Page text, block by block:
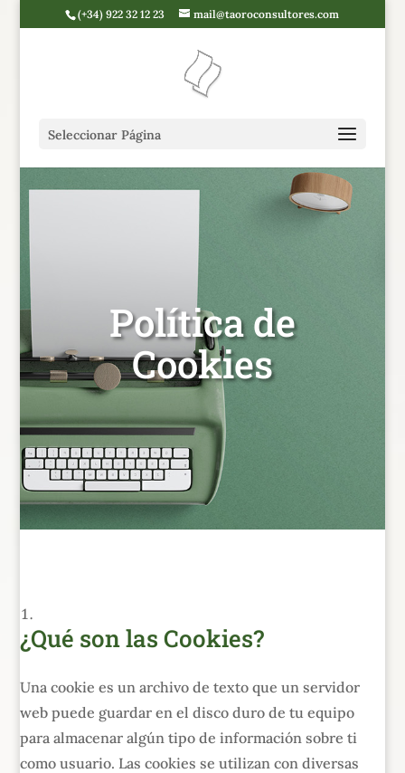
(+34) 922 32 12 23 mail@taoroconsultores.com
Seleccionar Página
Política de
Cookies
¿Qué son las Cookies?
Una cookie es un archivo de texto que un servidor
web puede guardar en el disco duro de tu equipo
para almacenar algún tipo de información sobre ti
como usuario. Las cookies se utilizan con diversas